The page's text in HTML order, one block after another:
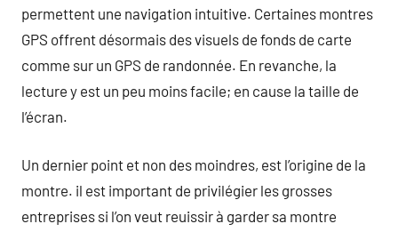
permettent une navigation intuitive. Certaines montres
GPS offrent désormais des visuels de fonds de carte
comme sur un GPS de randonnée. En revanche, la
lecture y est un peu moins facile; en cause la taille de
l’écran.
Un dernier point et non des moindres, est l’origine de la
montre. il est important de privilégier les grosses
entreprises si l’on veut reuissir à garder sa montre